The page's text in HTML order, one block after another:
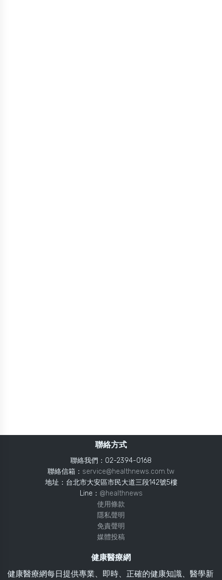
聯絡方式
聯絡我們：02-2394-0168
聯絡信箱： service@healthnews.com.tw
地址：台北市大安區市民大道三段142號5樓
Line： @healthnews
使用條款
隱私聲明
免責聲明
媒體投稿
健康醫療網
健康醫療網每日提供專業、即時、正確的健康知識、醫學新